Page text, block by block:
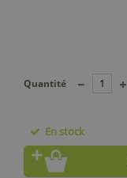
Quantité
En stock